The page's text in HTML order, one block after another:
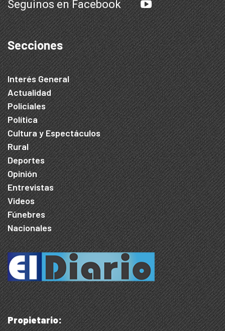
Seguinos en Facebook
Secciones
Interés General
Actualidad
Policiales
Política
Cultura y Espectáculos
Rural
Deportes
Opinión
Entrevistas
Videos
Fúnebres
Nacionales
Propietario: